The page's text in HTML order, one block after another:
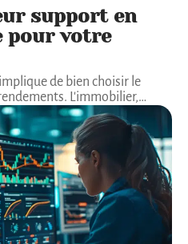
support en
pour votre
de bien choisir le
L'immobilier,…